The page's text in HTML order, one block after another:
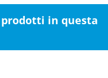
in questa